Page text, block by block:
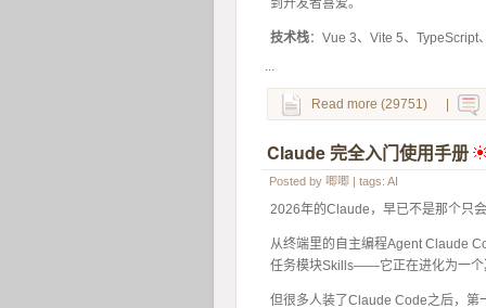
到开发者喜爱。
技术栈：Vue 3、Vite 5、
...
Read more (29751)
Claude 完全入门使用手册
Posted by 唧唧 | tags: AI
2026年的Claude，早已不是那个只
从终端里的自主编程Agent Claude
任务模块Skills——它正在进化为一个
但很多人装了Claude Code之后，第